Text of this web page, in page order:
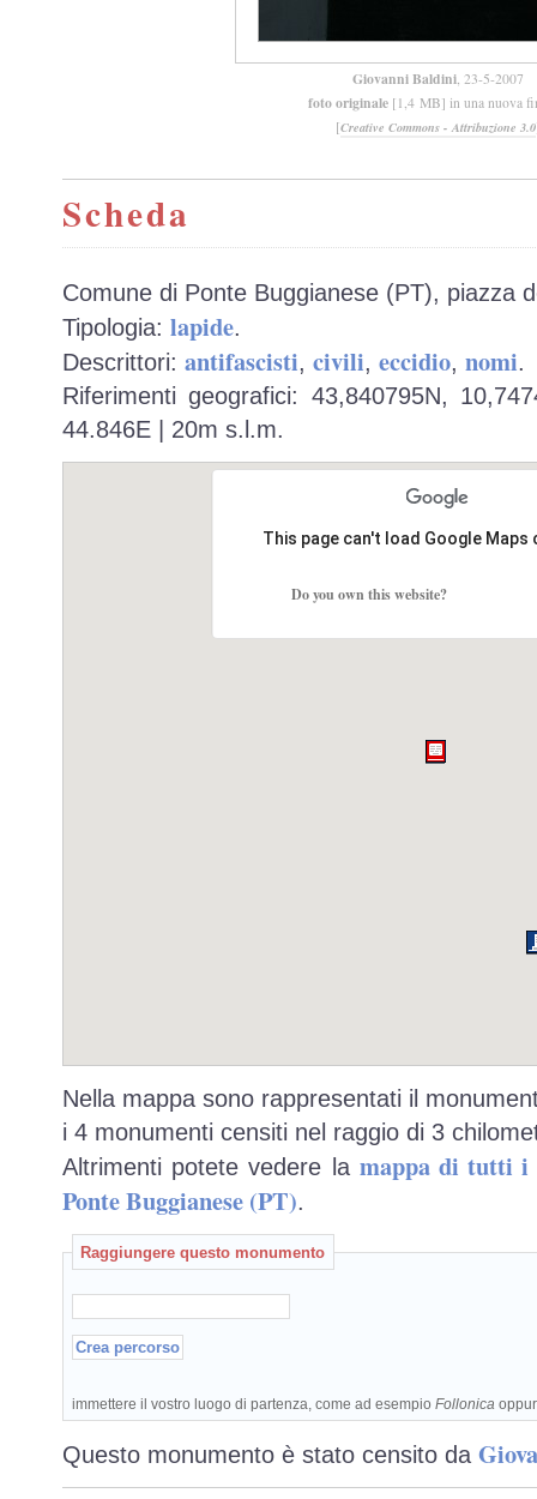
Giovanni Baldini , 23-5-2007
foto originale [1,4 MB] in una nuova
[Creative Commons - Attribuzione 3.0
Scheda
Comune di Ponte Buggianese (PT), piazza
Tipologia: lapide.
Descrittori: antifascisti, civili, eccidio, nomi.
Riferimenti geografici: 43,840795N,
44.846E | 20m s.l.m.
This page can't load Google
Do you own this website?
Nella mappa sono rappresentati il
i 4 monumenti censiti nel raggio di 3
Altrimenti potete vedere la mappa di tutti i
Ponte Buggianese (PT).
Raggiungere questo monumento
immettere il vostro luogo di partenza, come ad esempio Follonica
Questo monumento è stato censito da